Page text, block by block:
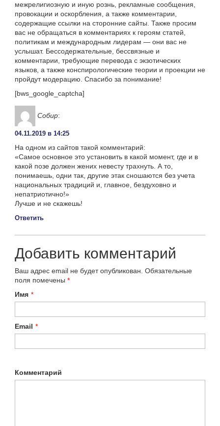
межрелигиозную и иную рознь, рекламные сообщения,
провокации и оскорбления, а также комментарии,
содержащие ссылки на сторонние сайты. Также просим
вас не обращаться в комментариях к героям статей,
политикам и международным лидерам — они вас не
услышат. Бессодержательные, бессвязные и
комментарии, требующие перевода с экзотических
языков, а также конспирологические теории и проекции не
пройдут модерацию. Спасибо за понимание!
[bws_google_captcha]
Собир:
04.11.2019 в 14:25
На одном из сайтов такой комментарий:
«Самое основное это установить в какой момент, где и в
какой позе должен жених невесту трахнуть. А то,
понимаешь, одни так, другие этак сношаются без учета
национальных традиций и, главное, бездуховно и
непатриотично!»
Лучше и не скажешь!
Ответить
Добавить комментарий
Ваш адрес email не будет опубликован. Обязательные
поля помечены *
Имя *
Email *
Комментарий